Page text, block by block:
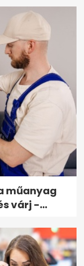
műanyag
várj -...